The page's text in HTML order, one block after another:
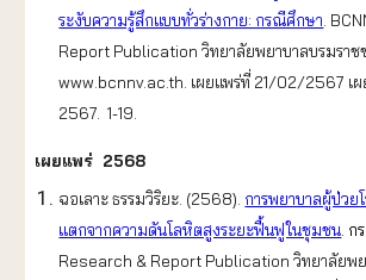
ระงับความรู้สึกแบบทั่วร่างกาย: กรณีศึกษา .
Report Publication วิทยาลัยพยาบาลบรมราช
www.bcnnv.ac.th. เผยแพร่ที่ 21/02/2567 เผ
2567. 1-19.
เผยแพร่ 2568
ฉอเลาะ ธรรมวิริยะ. (2568). การพยาบาลผู้ป่วย
แตกจากความดันโลหิตสูงระยะฟื้นฟูในชุมชน .
Research & Report Publication วิทยาลัยพ